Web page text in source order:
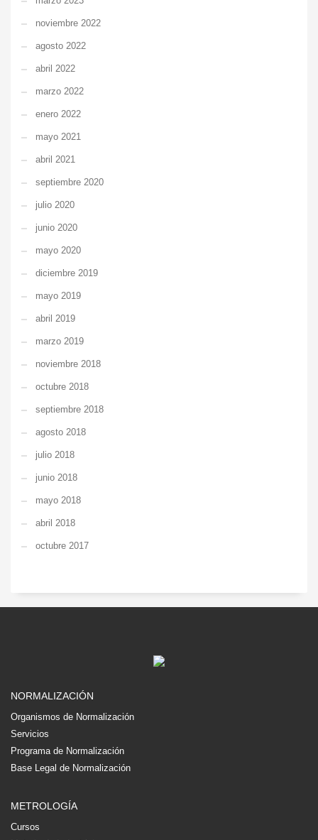
noviembre 2022
agosto 2022
abril 2022
marzo 2022
enero 2022
mayo 2021
abril 2021
septiembre 2020
julio 2020
junio 2020
mayo 2020
diciembre 2019
mayo 2019
abril 2019
marzo 2019
noviembre 2018
octubre 2018
septiembre 2018
agosto 2018
julio 2018
junio 2018
mayo 2018
abril 2018
octubre 2017
NORMALIZACIÓN
Organismos de Normalización
Servicios
Programa de Normalización
Base Legal de Normalización
METROLOGÍA
Cursos